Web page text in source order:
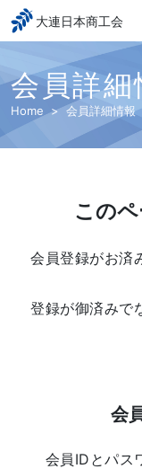
大連日本商工会
会員詳細
Home 会員詳細情報
この
会員登録がお済
登録が御済みで
会
会員IDとパス